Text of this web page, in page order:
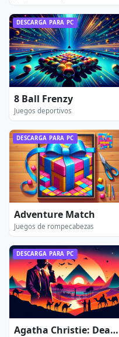
DESCARGA PARA PC
8 Ball Frenzy
Juegos deportivos
DESCARGA PARA PC
Adventure Match
Juegos de rompecabezas
DESCARGA PARA PC
Agatha Christie: Death on the Nile